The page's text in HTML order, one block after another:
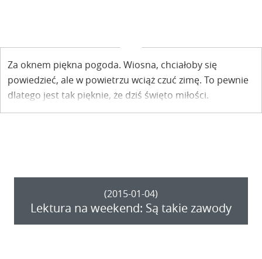
Za oknem piękna pogoda. Wiosna, chciałoby się
powiedzieć, ale w powietrzu wciąż czuć zimę. To pewnie
dlatego jest tak pięknie, że dziś święto miłości.
Specjalnie dla Państwa w klimacie walentynkowo -
(2015-01-04)
Lektura na weekend: Są takie zawody